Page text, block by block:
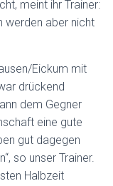
meint ihr Trainer:
werden aber nicht
Eickum mit
drückend
dem Gegner
eine gute
gut dagegen
so unser Trainer.
Halbzeit